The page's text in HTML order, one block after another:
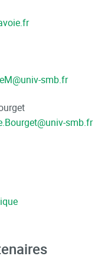
@univ-smb.fr
@univ-smb.fr